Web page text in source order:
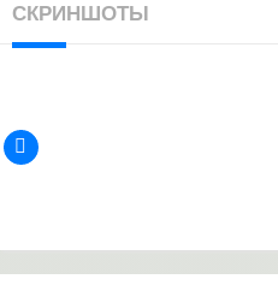
СКРИНШОТЫ